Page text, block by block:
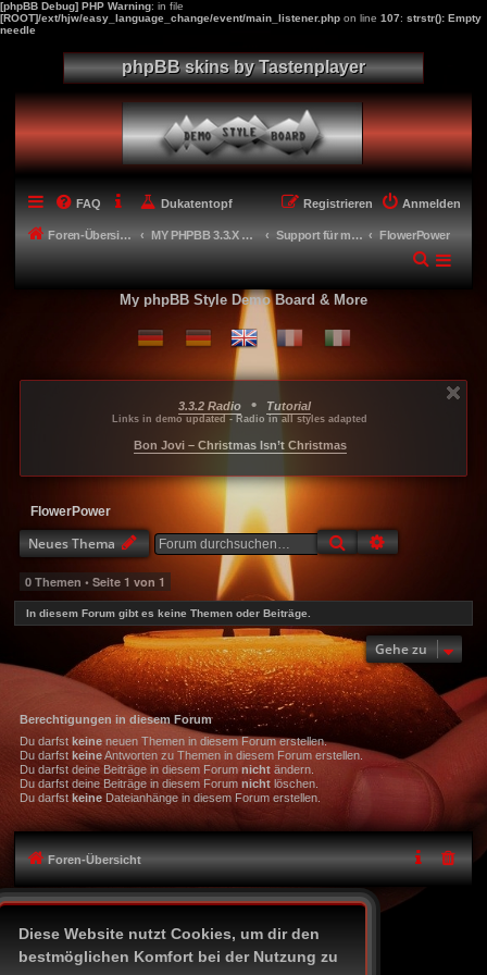
Diese Website nutzt Cookies, um dir den
bestmöglichen Komfort bei der Nutzung zu
[phpBB Debug] PHP Warning: in file
[ROOT]/ext/hjw/easy_language_change/event/main_listener.php on line 107: strstr(): Empty
needle
phpBB skins by Tastenplayer
FAQ Dukatentopf Anmelden
Registrieren
Foren-Übersicht MY PHPBB 3.3.X STYLES Support für meine Styles FlowerPower
My phpBB Style Demo Board & More
3.3.2 Radio • Tutorial
Links in demo updated - Radio in all styles adapted
Bon Jovi – Christmas Isn’t Christmas
FlowerPower
Neues Thema Suche
0 Themen • Seite 1 von 1
In diesem Forum gibt es keine Themen oder Beiträge.
Gehe zu
Berechtigungen in diesem Forum
Du darfst keineneuen Themen in diesem Forum erstellen.
Du darfst keineAntworten zu Themen in diesem Forum erstellen.
Du darfst deine Beiträge in diesem Forum nichtändern.
Du darfst deine Beiträge in diesem Forum nichtlöschen.
Du darfstkeineDateianhänge in diesem Forum erstellen.
Foren-Übersicht
Alle Zeiten sindUTC+02:00
® Forum Software © phpBB Limited